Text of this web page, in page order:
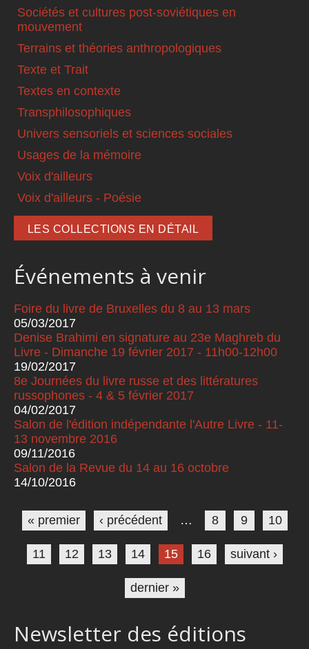
Sociétés et cultures post-soviétiques en
mouvement
Terrains et théories anthropologiques
Texte et Trait
Textes en contexte
Transphilosophiques
Univers sensoriels et sciences sociales
Usages de la mémoire
Voix d'ailleurs
Voix d'ailleurs - Poésie
LES COLLECTIONS EN DÉTAIL
Événements à venir
Foire du livre de Bruxelles du 8 au 13 mars
05/03/2017
Denise Brahimi en signature au 23e Maghreb du
Livre - Dimanche 19 février 2017 - 11h00-12h00
19/02/2017
8e Journées du livre russe et des littératures
russophones - 4 & 5 février 2017
04/02/2017
Salon de l'édition indépendante l'Autre Livre - 11-
13 novembre 2016
09/11/2016
Salon de la Revue du 14 au 16 octobre
14/10/2016
Pages
« premier ‹ précédent … 8 9 10
11 12 13 14 15 16 suivant ›
dernier »
Newsletter des éditions